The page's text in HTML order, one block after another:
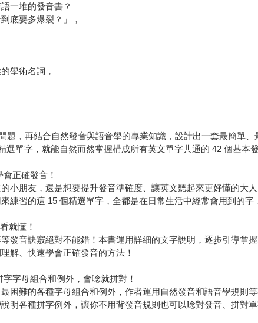
一堆的發音書？
底要多爆裂？」，
學術名詞，
題，再結合自然發音與語音學的專業知識，設計出一套最簡單
單字，就能自然而然掌握構成所有英文單字共通的 42 個基本發
正確發音！
小朋友，還是想要提升發音準確度、讓英文聽起來更好懂的大
練習的這 15 個精選單字，全都是在日常生活中經常會用到的字
就懂！
發音訣竅絕對不能錯！本書運用詳細的文字說明，逐步引導掌
解、快速學會正確發音的方法！
字母組合和例外，會唸就拼對！
困難的各種字母組合和例外，作者運用自然發音和語音學規則
明各種拼字例外，讓你不用背發音規則也可以唸對發音、拼對單